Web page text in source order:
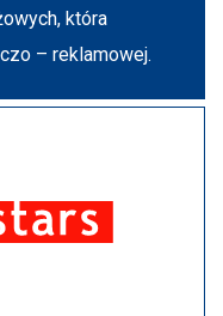
która
– reklamowej.